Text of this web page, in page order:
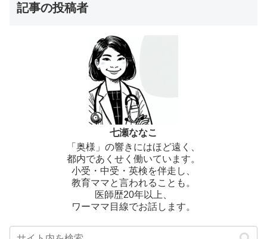
記事の投稿者
七瀬ななこ
「奥様」の響きにはほど遠く、
都内であくせく働いています。
小受・中受・英検を伴走し、
教育ママと言われることも。
医師歴20年以上、
ワーママ目線でお話します。